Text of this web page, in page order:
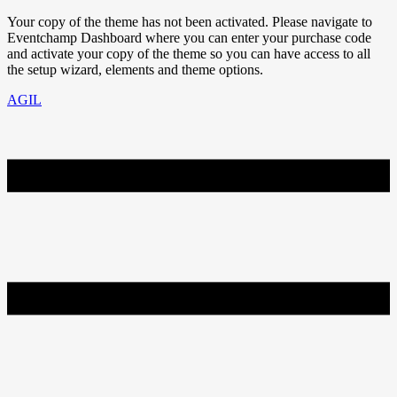
Your copy of the theme has not been activated. Please navigate to
Eventchamp Dashboard where you can enter your purchase code
and activate your copy of the theme so you can have access to all
the setup wizard, elements and theme options.
AGIL